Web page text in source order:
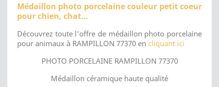
Médaillon photo porcelaine couleur petit coeur
pour chien, chat...
Découvrez toute l'offre de médaillon photo porcelaine
pour animaux à RAMPILLON 77370 en cliquant ici
PHOTO PORCELAINE RAMPILLON 77370
Médaillon céramique haute qualité